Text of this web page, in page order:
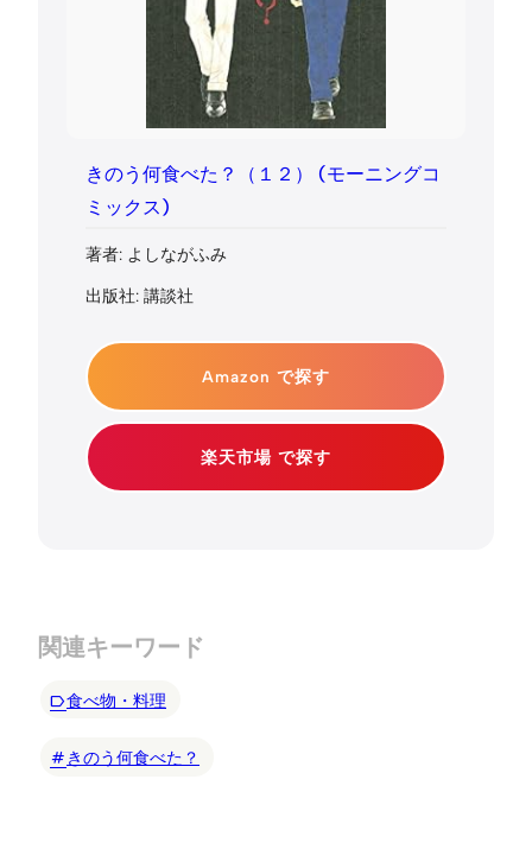
きのう何食べた？（１２） (モーニングコ
ミックス)
著者: よしながふみ
出版社: 講談社
Amazon で探す
楽天市場 で探す
関連キーワード
食べ物・料理
きのう何食べた？